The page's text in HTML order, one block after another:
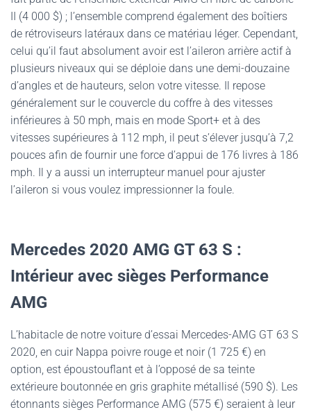
II (4 000 $) ; l’ensemble comprend également des boîtiers
de rétroviseurs latéraux dans ce matériau léger. Cependant,
celui qu’il faut absolument avoir est l’aileron arrière actif à
plusieurs niveaux qui se déploie dans une demi-douzaine
d’angles et de hauteurs, selon votre vitesse. Il repose
généralement sur le couvercle du coffre à des vitesses
inférieures à 50 mph, mais en mode Sport+ et à des
vitesses supérieures à 112 mph, il peut s’élever jusqu’à 7,2
pouces afin de fournir une force d’appui de 176 livres à 186
mph. Il y a aussi un interrupteur manuel pour ajuster
l’aileron si vous voulez impressionner la foule.
Mercedes 2020 AMG GT 63 S :
Intérieur avec sièges Performance
AMG
L’habitacle de notre voiture d’essai Mercedes-AMG GT 63 S
2020, en cuir Nappa poivre rouge et noir (1 725 €) en
option, est époustouflant et à l’opposé de sa teinte
extérieure boutonnée en gris graphite métallisé (590 $). Les
étonnants sièges Performance AMG (575 €) seraient à leur